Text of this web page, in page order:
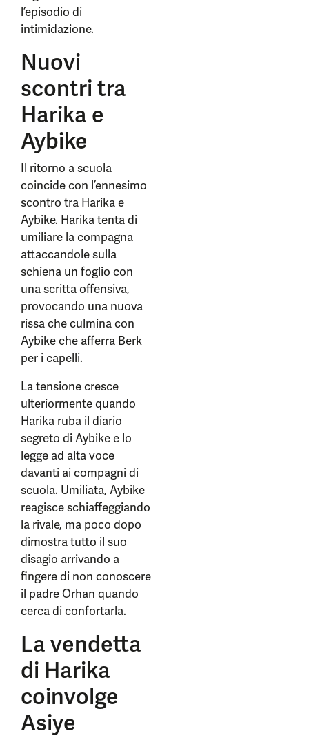
l’episodio di
intimidazione.
Nuovi
scontri tra
Harika e
Aybike
Il ritorno a scuola
coincide con l’ennesimo
scontro tra Harika e
Aybike. Harika tenta di
umiliare la compagna
attaccandole sulla
schiena un foglio con
una scritta offensiva,
provocando una nuova
rissa che culmina con
Aybike che afferra Berk
per i capelli.
La tensione cresce
ulteriormente quando
Harika ruba il diario
segreto di Aybike e lo
legge ad alta voce
davanti ai compagni di
scuola. Umiliata, Aybike
reagisce schiaffeggiando
la rivale, ma poco dopo
dimostra tutto il suo
disagio arrivando a
fingere di non conoscere
il padre Orhan quando
cerca di confortarla.
La vendetta
di Harika
coinvolge
Asiye